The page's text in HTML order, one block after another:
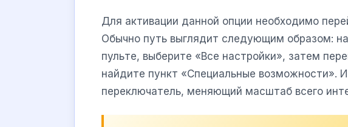
Для активации данной опции необходимо
Обычно путь выглядит следующим образом:
пульте, выберите «Все настройки», затем
найдите пункт «Специальные возможности».
переключатель, меняющий масштаб всего